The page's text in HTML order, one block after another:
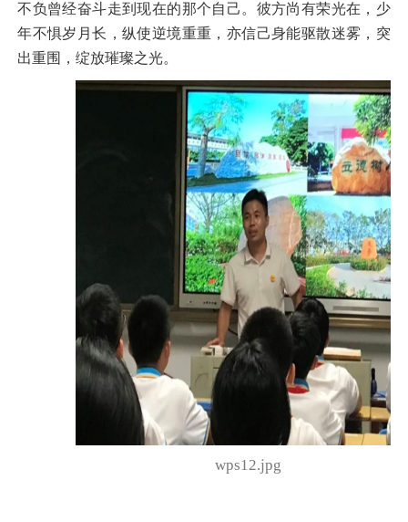
不负曾经奋斗走到现在的那个自己。彼方尚有荣光在，少
年不惧岁月长，纵使逆境重重，亦信己身能驱散迷雾，突
出重围，绽放璀璨之光。
wps12.jpg